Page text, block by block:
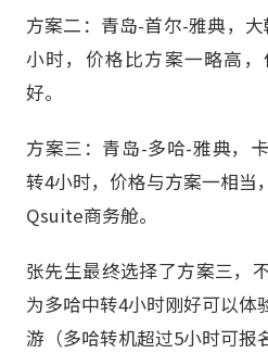
方案二：青岛-首尔-雅典，
小时，价格比方案一略高
好。
方案三：青岛-多哈-雅典，
转4小时，价格与方案一相当
Qsuite商务舱。
张先生最终选择了方案三，
为多哈中转4小时刚好可以体
游（多哈转机超过5小时可报